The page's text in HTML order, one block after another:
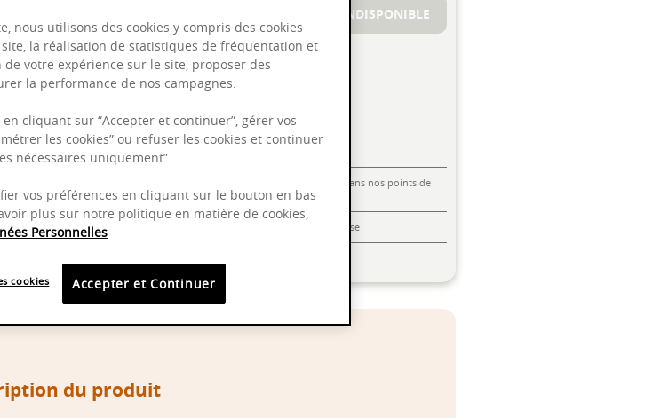
PRODUIT INDISPONIBLE
Livraison offerte dans nos points de
vente
Emballage anti-casse
du produit
nous utilisons des cookies y compris des cookies
la réalisation de statistiques de fréquentation et
votre expérience sur le site, proposer des
la performance de nos campagnes.
cliquant sur “Accepter et continuer”, gérer vos
les cookies” ou refuser les cookies et continuer
nécessaires uniquement”.
vos préférences en cliquant sur le bouton en bas
plus sur notre politique en matière de cookies,
Personnelles
Accepter et Continuer
cookies